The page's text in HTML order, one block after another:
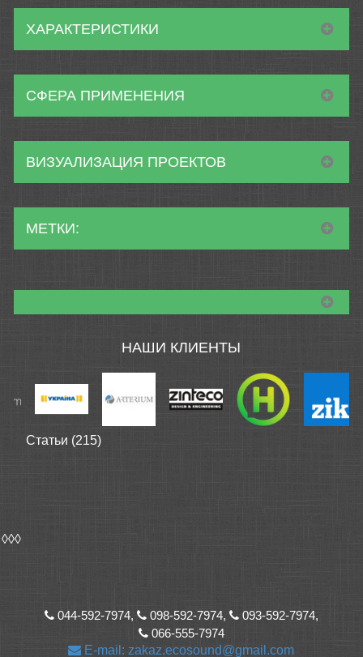
ХАРАКТЕРИСТИКИ
СФЕРА ПРИМЕНЕНИЯ
ВИЗУАЛИЗАЦИЯ ПРОЕКТОВ
МЕТКИ:
НАШИ КЛИЕНТЫ
Статьи (215)
◊◊◊
044-592-7974, 098-592-7974,
093-592-7974,
066-555-7974
E-mail: zakaz.ecosound@gmail.com